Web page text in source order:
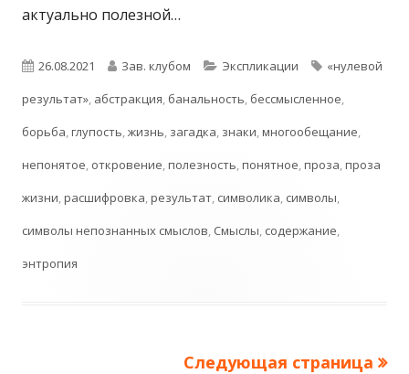
актуально полезной…
Опубликовано
26.08.2021 Автор
Зав. клубом Рубрики
Экспликации Метки
«нулевой
результат», абстракция, банальность, бессмысленное,
борьба,глупость,жизнь, загадка, знаки,многообещание,
непонятое, откровение,полезность,понятное,проза,проза
жизни,расшифровка,результат, символика, символы,
символы непознанных смыслов, Смыслы, содержание,
энтропия
Следующая страница